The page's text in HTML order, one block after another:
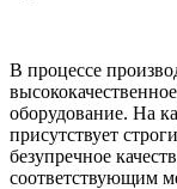
В процессе
оборудование. На
присутствует
безупречное
соответствующим